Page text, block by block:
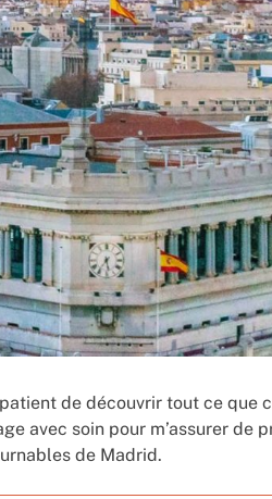
de découvrir tout ce que
avec soin pour m’assurer de
de Madrid.